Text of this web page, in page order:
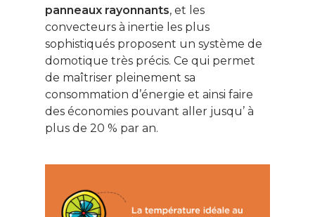
panneaux rayonnants, et les
convecteurs à inertie les plus
sophistiqués proposent un système de
domotique très précis. Ce qui permet
de maîtriser pleinement sa
consommation d’énergie et ainsi faire
des économies pouvant aller jusqu’ à
plus de 20 % par an.
Le Monde